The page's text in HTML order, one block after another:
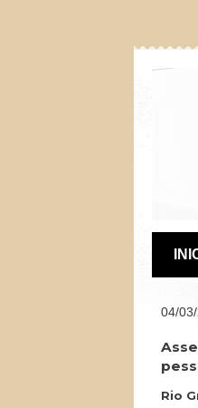
04/
Rio